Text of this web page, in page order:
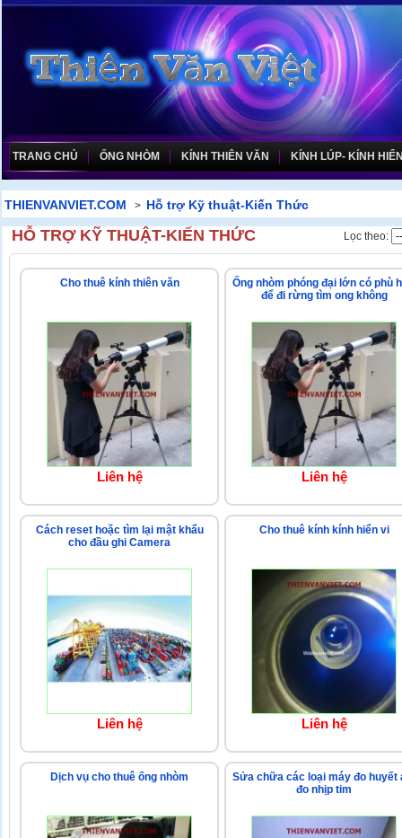
TRANG CHỦ ỐNG NHÒM KÍNH THIÊN VĂN KÍNH LÚP- KÍNH
THIENVANVIET.COM > Hỗ trợ Kỹ thuật-Kiến Thức
HỖ TRỢ KỸ THUẬT-KIẾN THỨC Lọc theo:
Cho thuê kính thiên văn
Liên hệ
Ống nhòm phóng đại lớn có phù
để đi rừng tìm ong không
Liên hệ
Cách reset hoặc tìm lại mật khẩu
cho đầu ghi Camera
Liên hệ
Cho thuê kính kính hiển vi
Liên hệ
Dịch vụ cho thuê ống nhòm
Sửa chữa các loại máy đo huyết
đo nhịp tim